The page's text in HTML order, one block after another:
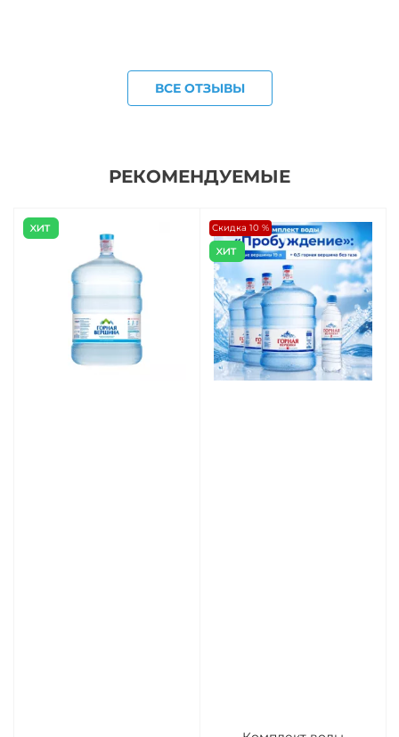
ВСЕ ОТЗЫВЫ
РЕКОМЕНДУЕМЫЕ
Скидка 10 %